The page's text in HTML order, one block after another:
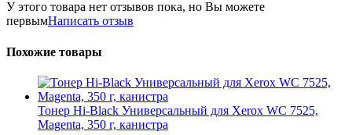
У этого товара нет отзывов пока, но Вы можете
первымНаписать отзыв
Похожие товары
Тонер Hi-Black Универсальный для Xerox WC 7525,
Magenta, 350 г, канистра